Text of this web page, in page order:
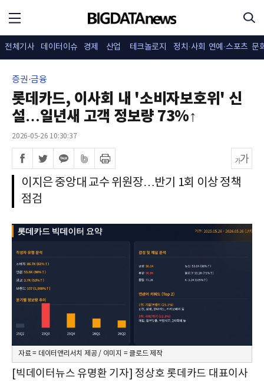
전체기사 데이터이슈 경제 산업 테크놀로지 정치·사회 연예·스포츠 문
증권·금융
롯데카드, 이사회 내 '소비자보호위' 신
설…일년새 고객 정보량 73%↑
2026-05-26 10:30:37
이지은 중앙대 교수 위원장…반기 1회 이상 정책
점검
자료 = 데이터앤리서치 제공 / 이미지 = 클로드 제작
[빅데이터뉴스 유명환 기자] 정상호 롯데카드 대표이사